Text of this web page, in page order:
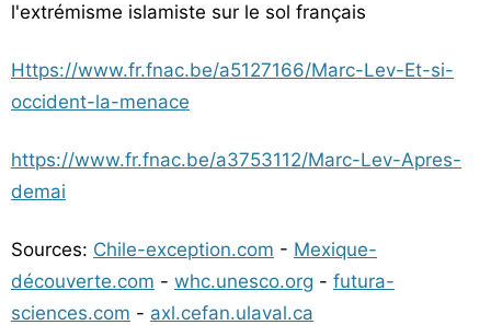
l'extrémisme islamiste sur le sol français
Https://www.fr.fnac.be/a5127166/Marc-Lev-Et-si-
occident-la-menace
https://www.fr.fnac.be/a3753112/Marc-Lev-Apres-
demai
Sources: Chile-exception.com - Mexique-
découverte.com - whc.unesco.org - futura-
sciences.com - axl.cefan.ulaval.ca